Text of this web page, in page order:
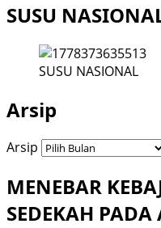
SUSU
SUSU NASIONAL
Arsip
Arsip
MENEBAR
SEDEKAH